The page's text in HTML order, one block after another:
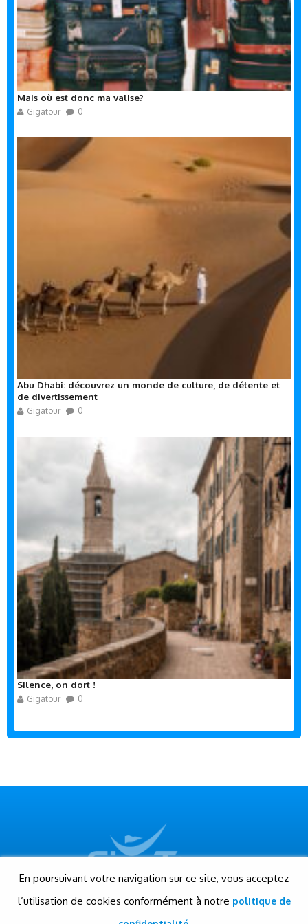
Mais où est donc ma valise?
Gigatour 0
Abu Dhabi: découvrez un monde de culture, de détente et
de divertissement
Gigatour 0
Silence, on dort !
Gigatour 0
© Gigatour - Tous droits réservés
Conception et réalisation: Evensis
En poursuivant votre navigation sur ce site, vous acceptez
l’utilisation de cookies conformément à notre politique de